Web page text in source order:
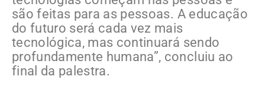
são feitas para as pessoas. A educação
do futuro será cada vez mais
tecnológica, mas continuará sendo
profundamente humana”, concluiu ao
final da palestra.